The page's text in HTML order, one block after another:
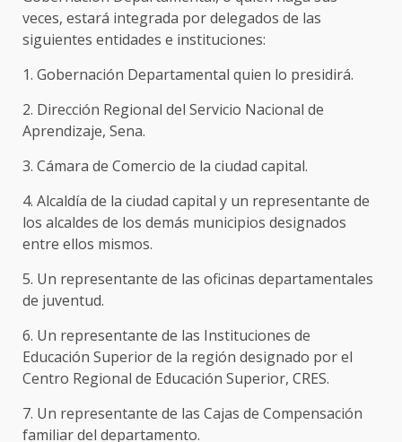
veces, estará integrada por delegados de las
siguientes entidades e instituciones:
1. Gobernación Departamental quien lo presidirá.
2. Dirección Regional del Servicio Nacional de
Aprendizaje, Sena.
3. Cámara de Comercio de la ciudad capital.
4. Alcaldía de la ciudad capital y un representante de
los alcaldes de los demás municipios designados
entre ellos mismos.
5. Un representante de las oficinas departamentales
de juventud.
6. Un representante de las Instituciones de
Educación Superior de la región designado por el
Centro Regional de Educación Superior, CRES.
7. Un representante de las Cajas de Compensación
familiar del departamento.